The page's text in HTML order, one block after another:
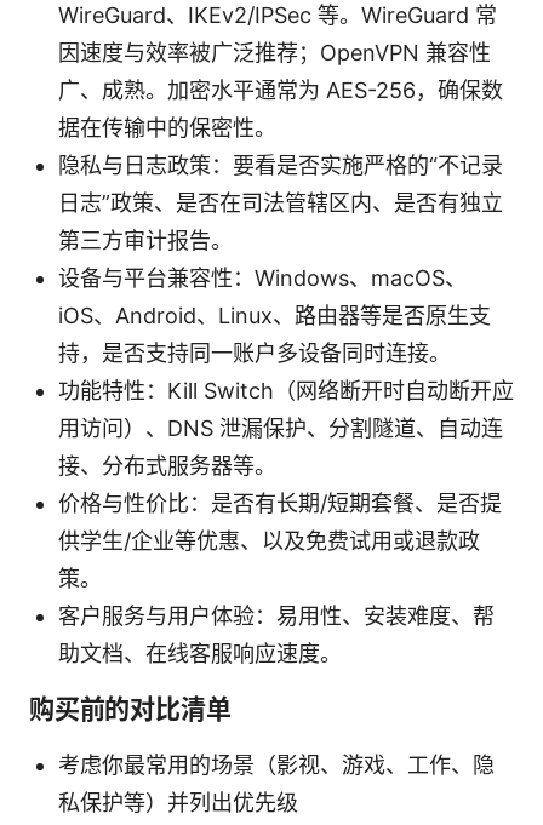
WireGuard、IKEv2/IPSec 等。WireGuard 常
因速度与效率被广泛推荐；OpenVPN 兼容性
广、成熟。加密水平通常为 AES-256，确保数
据在传输中的保密性。
隐私与日志政策：要看是否实施严格的“不记录
日志”政策、是否在司法管辖区内、是否有独立
第三方审计报告。
设备与平台兼容性：Windows、macOS、
iOS、Android、Linux、路由器等是否原生支
持，是否支持同一账户多设备同时连接。
功能特性：Kill Switch（网络断开时自动断开应
用访问）、DNS 泄漏保护、分割隧道、自动连
接、分布式服务器等。
价格与性价比：是否有长期/短期套餐、是否提
供学生/企业等优惠、以及免费试用或退款政
策。
客户服务与用户体验：易用性、安装难度、帮
助文档、在线客服响应速度。
购买前的对比清单
考虑你最常用的场景（影视、游戏、工作、隐
私保护等）并列出优先级